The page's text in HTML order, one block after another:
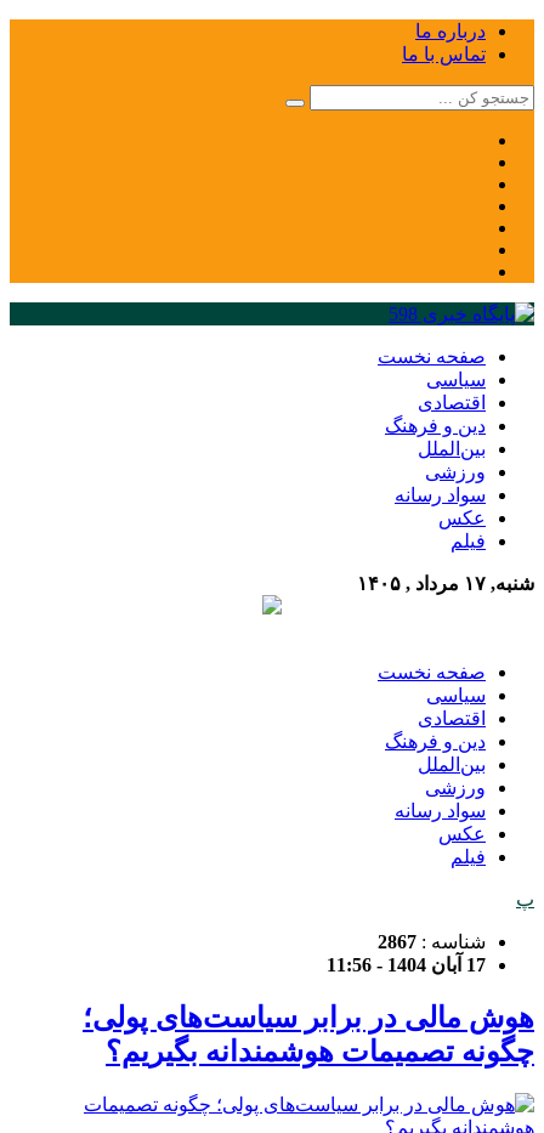
درباره ما
تماس با ما
صفحه نخست
سیاسی
اقتصادی
دین و فرهنگ
بین‌الملل
ورزشی
سواد رسانه
عکس
فیلم
شنبه, ۱۷ مرداد , ۱۴۰۵
صفحه نخست
سیاسی
اقتصادی
دین و فرهنگ
بین‌الملل
ورزشی
سواد رسانه
عکس
فیلم
پ
شناسه : 2867
17 آبان 1404 - 11:56
هوش مالی در برابر سیاست‌های پولی؛
چگونه تصمیمات هوشمندانه بگیریم؟